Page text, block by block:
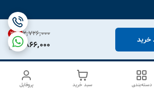
۲٬۷۲۶٬۰۰۰ 31%
1,866,000 خرید
پروفایل سبد خرید دسته‌بندی